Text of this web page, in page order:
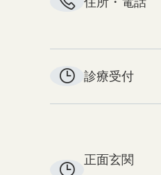
診療受付
正面玄関